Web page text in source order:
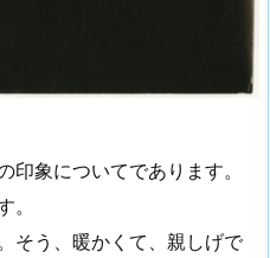
印象についてであります。
。
そう、暖かくて、親しげで